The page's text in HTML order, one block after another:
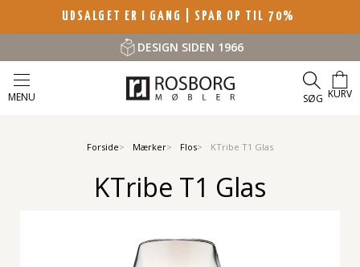
UDSALGET ER I GANG | SPAR OP TIL 70%
DESIGN SIDEN 1966
MENU SØG KURV
Forside Mærker Flos KTribe T1 Glas
KTribe T1 Glas